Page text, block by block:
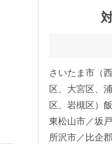
さいたま市（
区、大宮区、
区、岩槻区）
東松山市／坂
所沢市／比企